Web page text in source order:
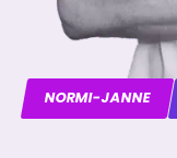
NORMI-JANNE